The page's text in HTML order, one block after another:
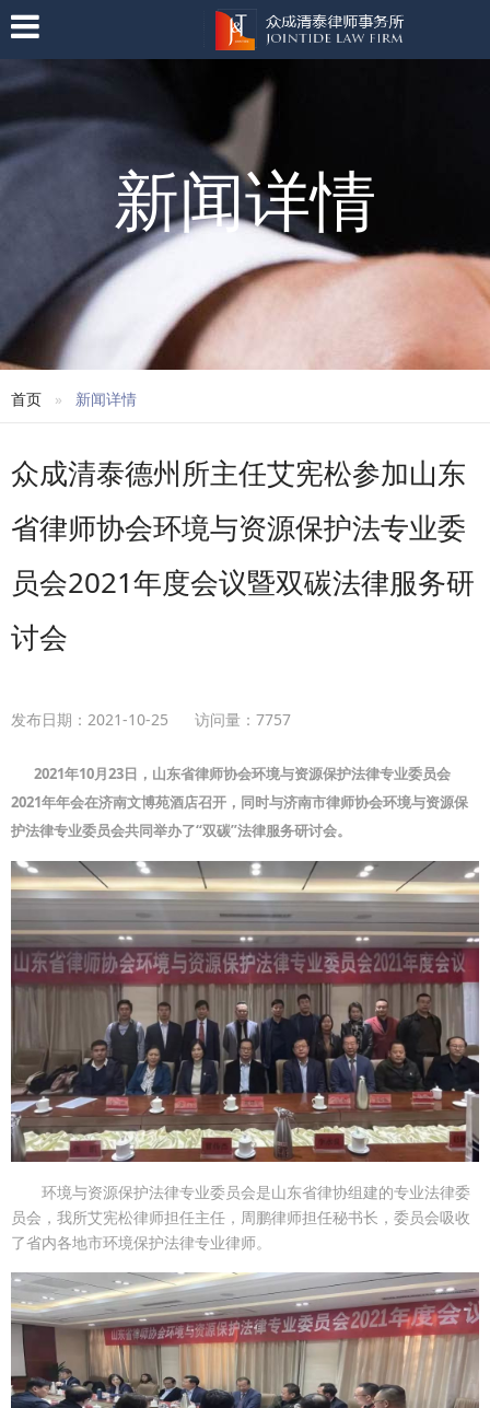
新闻详情
首页 新闻详情
众成清泰德州所主任艾宪松参加山东
省律师协会环境与资源保护法专业委
员会2021年度会议暨双碳法律服务研
讨会
发布日期： 2021-10-25 访问量： 7757
2021年10月23日，山东省律师协会环境与资源保护法律专业委员会
2021年年会在济南文博苑酒店召开，同时与济南市律师协会环境与资源保
护法律专业委员会共同举办了“双碳”法律服务研讨会。
环境与资源保护法律专业委员会是山东省律协组建的专业法律委
员会，我所艾宪松律师担任主任，周鹏律师担任秘书长，委员会吸收
了省内各地市环境保护法律专业律师。